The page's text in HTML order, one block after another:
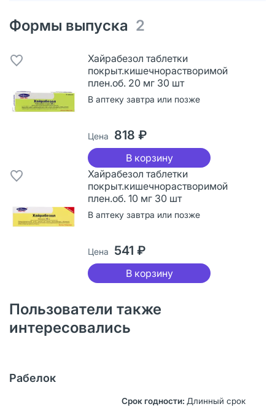
Формы выпуска 2
Хайрабезол таблетки
покрыт.кишечнорастворимой
плен.об. 20 мг 30 шт
В аптеку завтра или позже
Цена 818 ₽
В корзину
Хайрабезол таблетки
покрыт.кишечнорастворимой
плен.об. 10 мг 30 шт
В аптеку завтра или позже
Цена 541 ₽
В корзину
Пользователи также
интересовались
Рабелок
Длинный срок